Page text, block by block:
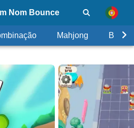
Nom Bounce
Mahjong Bolhas